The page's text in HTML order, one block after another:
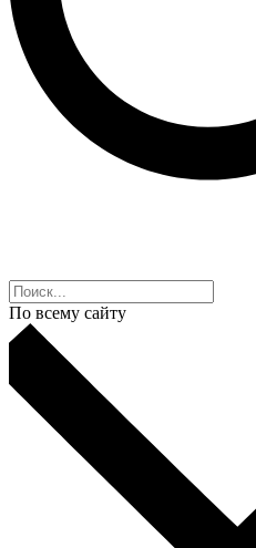
По всему сайту